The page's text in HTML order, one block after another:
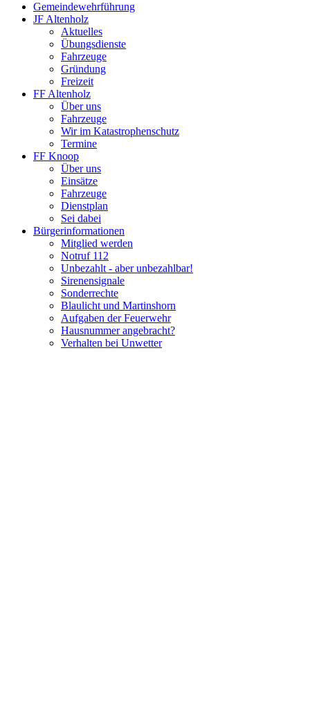
Gemeindewehrführung
JF Altenholz
Aktuelles
Übungsdienste
Fahrzeuge
Gründung
Freizeit
FF Altenholz
Über uns
Fahrzeuge
Wir im Katastrophenschutz
Termine
FF Knoop
Über uns
Einsätze
Fahrzeuge
Dienstplan
Sei dabei
Bürgerinformationen
Mitglied werden
Notruf 112
Unbezahlt - aber unbezahlbar!
Sirenensignale
Sonderrechte
Blaulicht und Martinshorn
Aufgaben der Feuerwehr
Hausnummer angebracht?
Verhalten bei Unwetter